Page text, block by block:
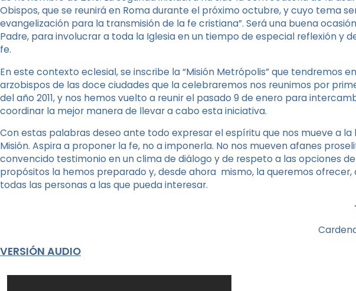
Obispos, que se reunirá en Roma durante el próximo octubre, y cuyo tema
evangelización para la transmisión de la fe cristiana”. Será una buena
Padre, para involucrar a toda la Iglesia en un tiempo de especial reflexión y
fe.
En este contexto eclesial, se inscribe la “Misión Metrópolis” que tendremos
arzobispos de las doce ciudades que la celebraremos nos reunimos por
del año 2011, y nos hemos vuelto a reunir el pasado 9 de enero para
coordinar la mejor manera de llevar a cabo esta iniciativa.
Con estas palabras deseo ante todo expresar el espíritu que nos mueve a la
Misión. Aspira a proponer la fe, no a imponerla. No nos mueven afanes
convencido testimonio en un clima de diálogo y de respeto a las opciones
propósitos la hemos preparado y, desde ahora mismo, la queremos
todas las personas a las que pueda interesar.
VERSIÓN AUDIO